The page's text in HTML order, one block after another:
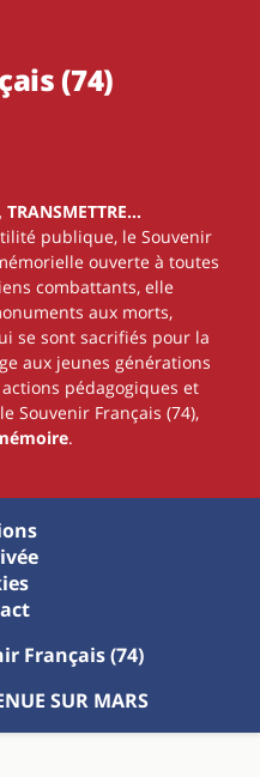
(74)
TRANSMETTRE…
publique, le Souvenir
ouverte à toutes
combattants, elle
aux morts,
se sont sacrifiés pour la
aux jeunes générations
pédagogiques et
Souvenir Français (74),
.
Français (74)
SUR MARS